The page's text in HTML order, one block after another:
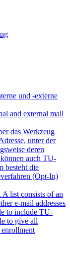
und -externe
and external mail
das Werkzeug
unter der
deren
auch TU-
besteht die
(Opt-In)
list consists of an
e-mail addresses
to include TU-
to give all
enrollment